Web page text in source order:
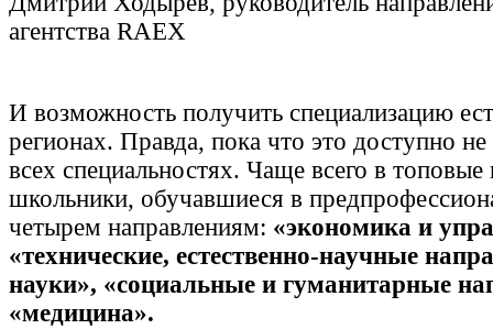
агентства RAEX
И возможность получить специализацию
регионах. Правда, пока что это доступно не
всех специальностях. Чаще всего в топовые
школьники, обучавшиеся в
четырем направлениям: «экономика и
«технические, естественно-научные
науки», «социальные и гуманитарные
«медицина».